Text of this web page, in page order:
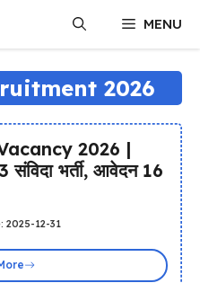
MENU
2026
2026 |
भर्ती, आवेदन 16
2025-12-31